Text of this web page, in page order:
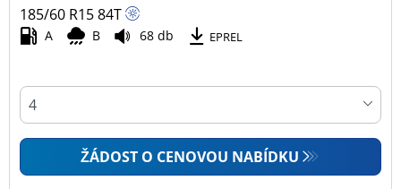
Osobní vůz (107)
4x4 (0)
Zemědělská technika (0)
185/60 R1584T
A B 68 db EPREL
ŽÁDOST O CENOVOU NABÍDKU